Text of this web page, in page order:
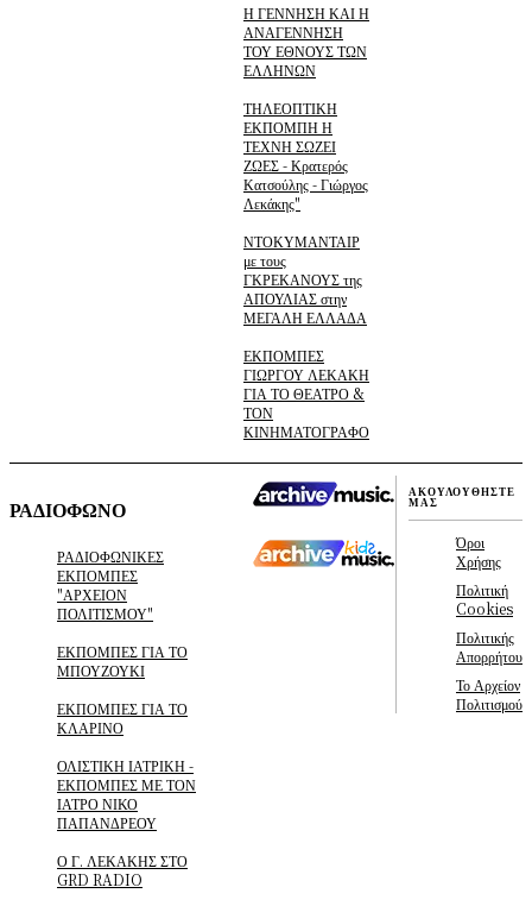
Η ΓΕΝΝΗΣΗ ΚΑΙ Η
ΑΝΑΓΕΝΝΗΣΗ
ΤΟΥ ΕΘΝΟΥΣ ΤΩΝ
ΕΛΛΗΝΩΝ
ΤΗΛΕΟΠΤΙΚΗ
ΕΚΠΟΜΠΗ Η
ΤΕΧΝΗ ΣΩΖΕΙ
ΖΩΕΣ - Κρατερός
Κατσούλης - Γιώργος
Λεκάκης"
ΝΤΟΚΥΜΑΝΤΑΙΡ
με τους
ΓΚΡΕΚΑΝΟΥΣ της
ΑΠΟΥΛΙΑΣ στην
ΜΕΓΑΛΗ ΕΛΛΑΔΑ
ΕΚΠΟΜΠΕΣ
ΓΙΩΡΓΟΥ ΛΕΚΑΚΗ
ΓΙΑ ΤΟ ΘΕΑΤΡΟ &
ΤΟΝ
ΚΙΝΗΜΑΤΟΓΡΑΦΟ
ΡΑΔΙΟΦΩΝΟ
ΡΑΔΙΟΦΩΝΙΚΕΣ
ΕΚΠΟΜΠΕΣ
"ΑΡΧΕΙΟΝ
ΠΟΛΙΤΙΣΜΟΥ"
ΕΚΠΟΜΠΕΣ ΓΙΑ ΤΟ
ΜΠΟΥΖΟΥΚΙ
ΕΚΠΟΜΠΕΣ ΓΙΑ ΤΟ
ΚΛΑΡΙΝΟ
ΟΛΙΣΤΙΚΗ ΙΑΤΡΙΚΗ -
ΕΚΠΟΜΠΕΣ ΜΕ ΤΟΝ
ΙΑΤΡΟ ΝΙΚΟ
ΠΑΠΑΝΔΡΕΟΥ
Ο Γ. ΛΕΚΑΚΗΣ ΣΤΟ
GRD RADIO
ΑΚΟΥΛΟΥΘΗΣΤΕ
ΜΑΣ
Όροι
Χρήσης
Πολιτική
Cookies
Πολιτικής
Απορρήτου
Το Αρχείον
Πολιτισμού